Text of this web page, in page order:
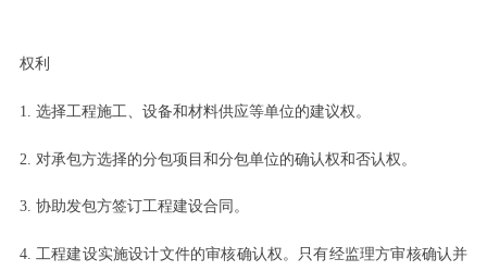
权利
1. 选择工程施工、设备和材料供应等单位的建议权。
2. 对承包方选择的分包项目和分包单位的确认权和否认权。
3. 协助发包方签订工程建设合同。
4.工程建设实施设计文件的审核确认权。只有经监理方审核确认并